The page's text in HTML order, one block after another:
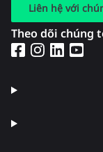
Liên hệ với
Theo dõi chúng